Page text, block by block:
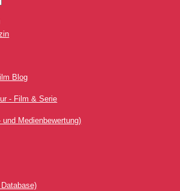
Blog
- Film & Serie
Medienbewertung)